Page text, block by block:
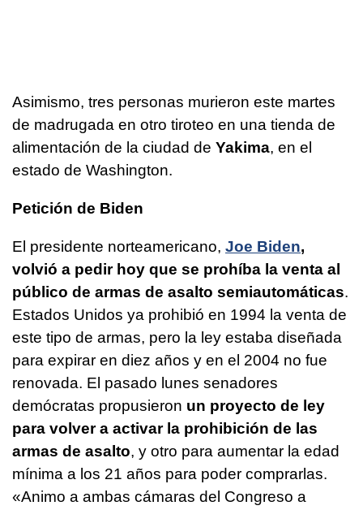
Asimismo, tres personas murieron este martes
de madrugada en otro tiroteo en una tienda de
alimentación de la ciudad de Yakima, en el
estado de Washington.
Petición de Biden
El presidente norteamericano, Joe Biden,
volvió a pedir hoy que se prohíba la venta al
público de armas de asalto semiautomáticas.
Estados Unidos ya prohibió en 1994 la venta de
este tipo de armas, pero la ley estaba diseñada
para expirar en diez años y en el 2004 no fue
renovada. El pasado lunes senadores
demócratas propusieron un proyecto de ley
para volver a activar la prohibición de las
armas de asalto, y otro para aumentar la edad
mínima a los 21 años para poder comprarlas.
«Animo a ambas cámaras del Congreso a